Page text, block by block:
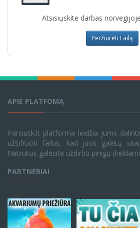
Atsisiųskite darbas
Peržiūrėti Failą
APIE PLATFOMĄ
Parsiusk.lt platforma leidžia jums
užšifruoti failus, kad juos galėtų
Netrukus galėsite uždirbti pinigų
PARTNERIAI